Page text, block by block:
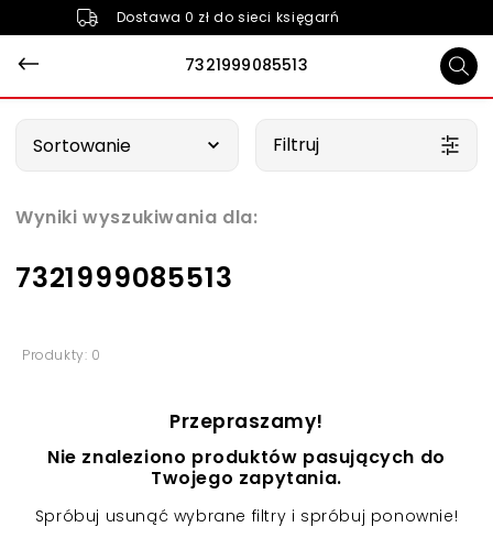
Dostawa 0 zł do sieci księgarń
7321999085513
Wyniki wyszukiwania dla:
7321999085513
Sortowanie Filtruj
Produkty: 0
Przepraszamy!
Nie znaleziono produktów pasujących do
Twojego zapytania.
Spróbuj usunąć wybrane filtry i spróbuj ponownie!